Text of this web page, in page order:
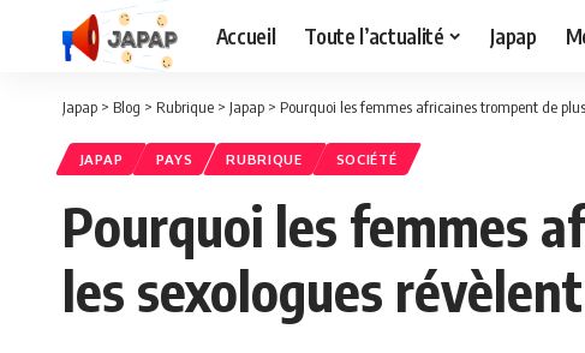
Accueil Toute l’actualité Japap
Japap > Blog > Rubrique > Japap > Pourquoi les femmes africaines trompent de
JAPAP PAYS RUBRIQUE SOCIÉTÉ
Pourquoi les femmes
les sexologues révèlent